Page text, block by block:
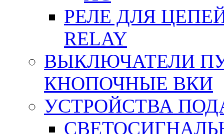
РЕЛЕ ДЛЯ
RELAY
ВЫКЛЮЧАТЕЛИ
КНОПОЧНЫЕ ВКИ
УСТРОЙСТВА